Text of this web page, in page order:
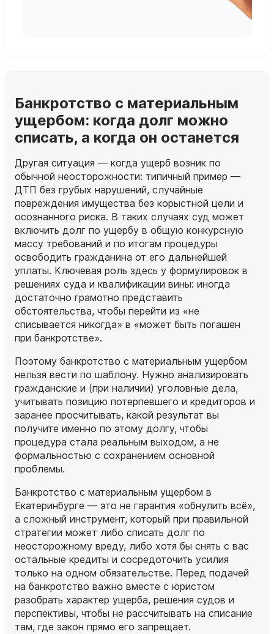
Банкротство с материальным
ущербом: когда долг можно
списать, а когда он останется
Другая ситуация — когда ущерб возник по
обычной неосторожности: типичный пример —
ДТП без грубых нарушений, случайные
повреждения имущества без корыстной цели и
осознанного риска. В таких случаях суд может
включить долг по ущербу в общую конкурсную
массу требований и по итогам процедуры
освободить гражданина от его дальнейшей
уплаты. Ключевая роль здесь у формулировок в
решениях суда и квалификации вины: иногда
достаточно грамотно представить
обстоятельства, чтобы перейти из «не
списывается никогда» в «может быть погашен
при банкротстве».
Поэтому банкротство с материальным ущербом
нельзя вести по шаблону. Нужно анализировать
гражданские и (при наличии) уголовные дела,
учитывать позицию потерпевшего и кредиторов и
заранее просчитывать, какой результат вы
получите именно по этому долгу, чтобы
процедура стала реальным выходом, а не
формальностью с сохранением основной
проблемы.
Банкротство с материальным ущербом в
Екатеринбурге — это не гарантия «обнулить всё»,
а сложный инструмент, который при правильной
стратегии может либо списать долг по
неосторожному вреду, либо хотя бы снять с вас
остальные кредиты и сосредоточить усилия
только на одном обязательстве. Перед подачей
на банкротство важно вместе с юристом
разобрать характер ущерба, решения судов и
перспективы, чтобы не рассчитывать на списание
там, где закон прямо его запрещает.